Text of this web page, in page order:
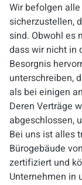
Wir befolgen
sicherzustellen,
sind. Obwohl es
dass wir nicht in
Besorgnis
unterschreiben,
als bei einigen
Deren Verträge
abgeschlossen,
Bei uns ist alles
Bürogebäude
zertifiziert und
Unternehmen in